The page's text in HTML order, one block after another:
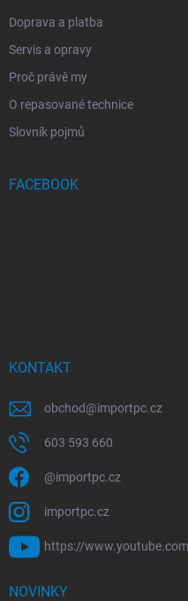
Doprava a platba
Servis a opravy
Proč právě my
O repasované technice
Slovník pojmů
FACEBOOK
KONTAKT
obchod@importpc.cz
603 593 660
@importpc.cz
importpc.cz
https://
NOVINKY